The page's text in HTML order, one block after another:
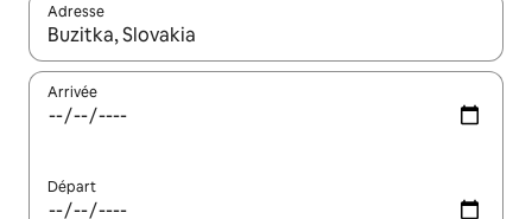
Adresse
Lorsque les résultats s'affichent, utilisez les flèches vers le
Arrivée
Départ